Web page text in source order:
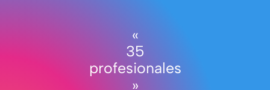
«
35
profesionales
»